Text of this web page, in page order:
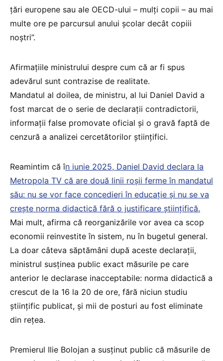
țări europene sau ale OECD-ului – mulți copii – au mai
multe ore pe parcursul anului școlar decât copiii
noștri”.
Afirmațiile ministrului despre cum că ar fi spus
adevărul sunt contrazise de realitate.
Mandatul al doilea, de ministru, al lui Daniel David a
fost marcat de o serie de declarații contradictorii,
informații false promovate oficial și o gravă faptă de
cenzură a analizei cercetătorilor științifici.
Reamintim că în iunie 2025, Daniel David declara la
Metropola TV că are două linii roșii ferme în mandatul
său: nu se vor face concedieri în educație și nu se va
crește norma didactică fără o justificare științifică.
Mai mult, afirma că reorganizările vor avea ca scop
economii reinvestite în sistem, nu în bugetul general.
La doar câteva săptămâni după aceste declarații,
ministrul susținea public exact măsurile pe care
anterior le declarase inacceptabile: norma didactică a
crescut de la 16 la 20 de ore, fără niciun studiu
științific publicat, și mii de posturi au fost eliminate
din rețea.
Premierul Ilie Bolojan a susținut public că măsurile de